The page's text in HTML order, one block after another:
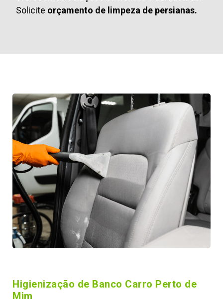
Solicite orçamento de limpeza de persianas.
Higienização de Banco Carro Perto de
Mim